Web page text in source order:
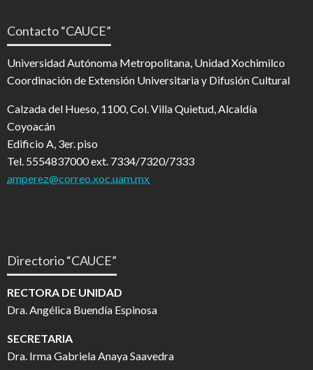
Contacto “CAUCE”
Universidad Autónoma Metropolitana, Unidad Xochimilco
Coordinación de Extensión Universitaria y Difusión Cultural
Calzada del Hueso, 1100, Col. Villa Quietud, Alcaldía
Coyoacán
Edificio A, 3er. piso
Tel. 5554837000 ext. 7334/7320/7333
amperez@correo.xoc.uam.mx
Directorio “CAUCE”
RECTORA DE UNIDAD
Dra. Angélica Buendía Espinosa
SECRETARIA
Dra. Irma Gabriela Anaya Saavedra